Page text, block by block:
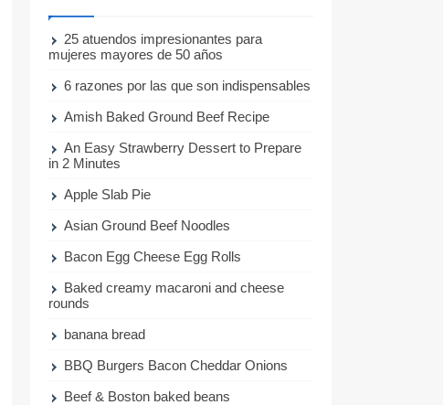
25 atuendos impresionantes para
mujeres mayores de 50 años
6 razones por las que son indispensables
Amish Baked Ground Beef Recipe
An Easy Strawberry Dessert to Prepare
in 2 Minutes
Apple Slab Pie
Asian Ground Beef Noodles
Bacon Egg Cheese Egg Rolls
Baked creamy macaroni and cheese
rounds
banana bread
BBQ Burgers Bacon Cheddar Onions
Beef & Boston baked beans